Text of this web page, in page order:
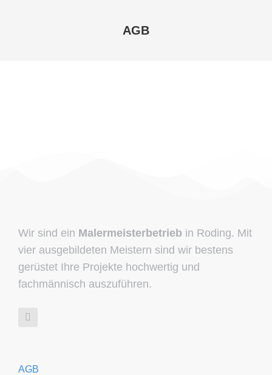
AGB
Wir sind ein Malermeisterbetrieb in Roding. Mit
vier ausgebildeten Meistern sind wir bestens
gerüstet Ihre Projekte hochwertig und
fachmännisch auszuführen.
AGB